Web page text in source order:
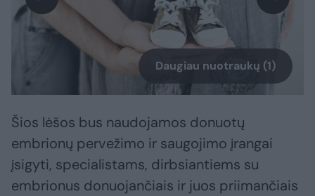
Daugiau nuotraukų (1)
Šios lėšos bus naudojamos donuotų
embrionų pervežimo ir saugojimo įrangai
įsigyti, specialistams, dirbsiantiems su
embrionus donuojančiais ir juos priimančiais